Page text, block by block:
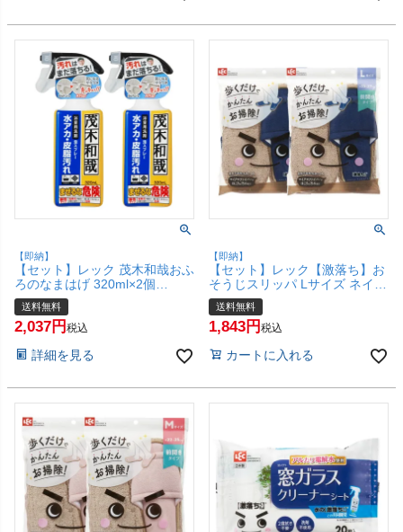
【即納】
【セット】レック 茂木和哉おふ
ろのなまはげ 320ml×2個
C00251【宅配便送料無料】
(6041976-set1)
送料無料
2,037 税込
詳細を見る
【即納】
【セット】レック【激落ち】お
そうじスリッパ Lサイズ ネイビ
ー×2個 S-815【マイクロファイ
バー/超極細繊維/拭き掃除/掃き
掃除/丸洗い可/激落ちく
(6043311-set1)
送料無料
1,843 税込
カートに入れる